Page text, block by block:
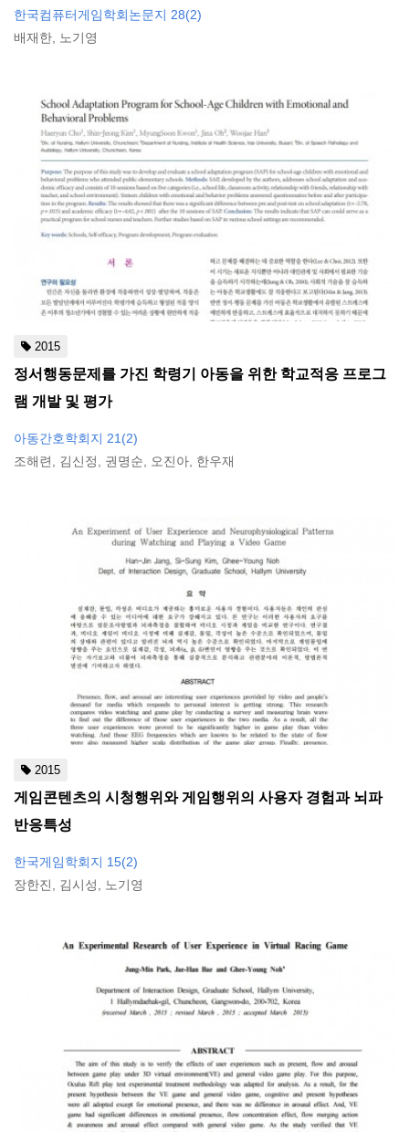
한국컴퓨터게임학회논문지 28(2)
배재한, 노기영
2015
정서행동문제를 가진 학령기 아동을 위한 학교적응 프로그
램 개발 및 평가
아동간호학회지 21(2)
조해련, 김신정, 권명순, 오진아, 한우재
2015
게임콘텐츠의 시청행위와 게임행위의 사용자 경험과 뇌파
반응특성
한국게임학회지 15(2)
장한진, 김시성, 노기영